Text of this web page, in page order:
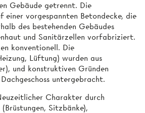
Gebäude getrennt. Die
vorgespannten Betondecke, die
des bestehenden Gebäudes
und Sanitärzellen vorfabriziert.
konventionell. Die
Lüftung) wurden aus
und konstruktiven Gründen
untergebracht.
Charakter durch
Sitzbänke),